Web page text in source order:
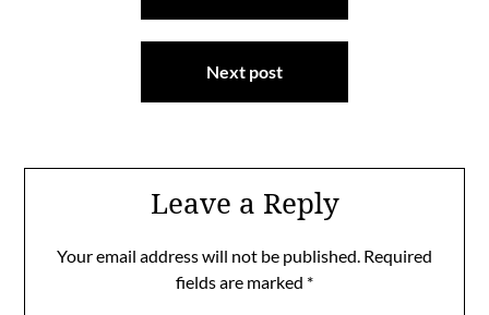
Next post
Leave a Reply
Your email address will not be published. Required
fields are marked *